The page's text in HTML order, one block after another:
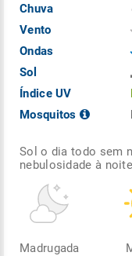
Chuva
Vento
Ondas
Sol
Índice UV
Mosquitos
Sol o dia todo sem
nebulosidade à
Madrugada